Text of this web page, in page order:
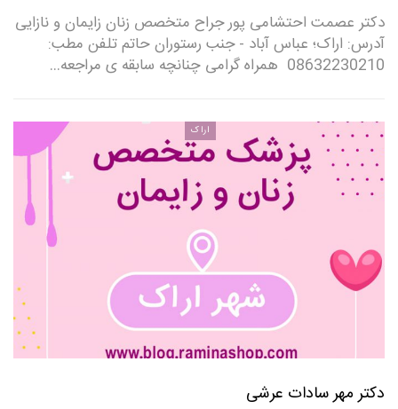
دکتر عصمت احتشامی پور جراح متخصص زنان زایمان و نازایی
آدرس: اراک؛ عباس آباد - جنب رستوران حاتم تلفن مطب:
08632230210 ‌ همراه گرامی چنانچه سابقه ی مراجعه…
اراک
دکتر مهر سادات عرشی